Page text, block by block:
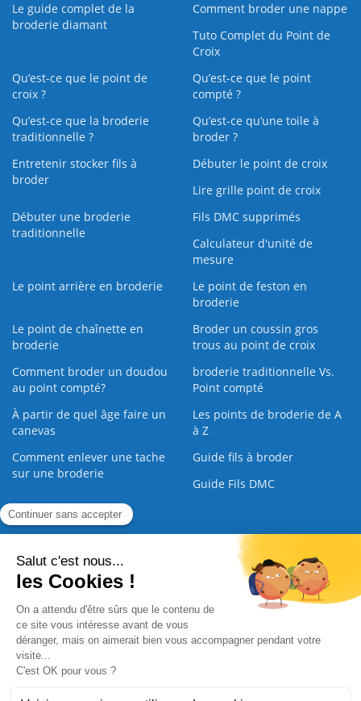
Le guide complet de la
broderie diamant
Comment broder une nappe
Tuto Complet du Point de
Croix
Qu’est-ce que le point de
croix ?
Qu’est-ce que le point
compté ?
Qu’est-ce que la broderie
traditionnelle ?
Qu’est‑ce qu’une toile à
broder ?
Entretenir stocker fils à
broder
Débuter le point de croix
Lire grille point de croix
Débuter une broderie
traditionnelle
Fils DMC supprimés
Calculateur d'unité de
mesure
Le point arrière en broderie
Le point de feston en
broderie
Le point de chaînette en
broderie
Broder un coussin gros
trous au point de croix
Comment broder un doudou
au point compté?
broderie traditionnelle Vs.
Point compté
À partir de quel âge faire un
canevas
Les points de broderie de A
à Z
Comment enlever une tache
sur une broderie
Guide fils à broder
Guide Fils DMC
Guide de la Broderie
Nous contacter |
Paiement sécurisé